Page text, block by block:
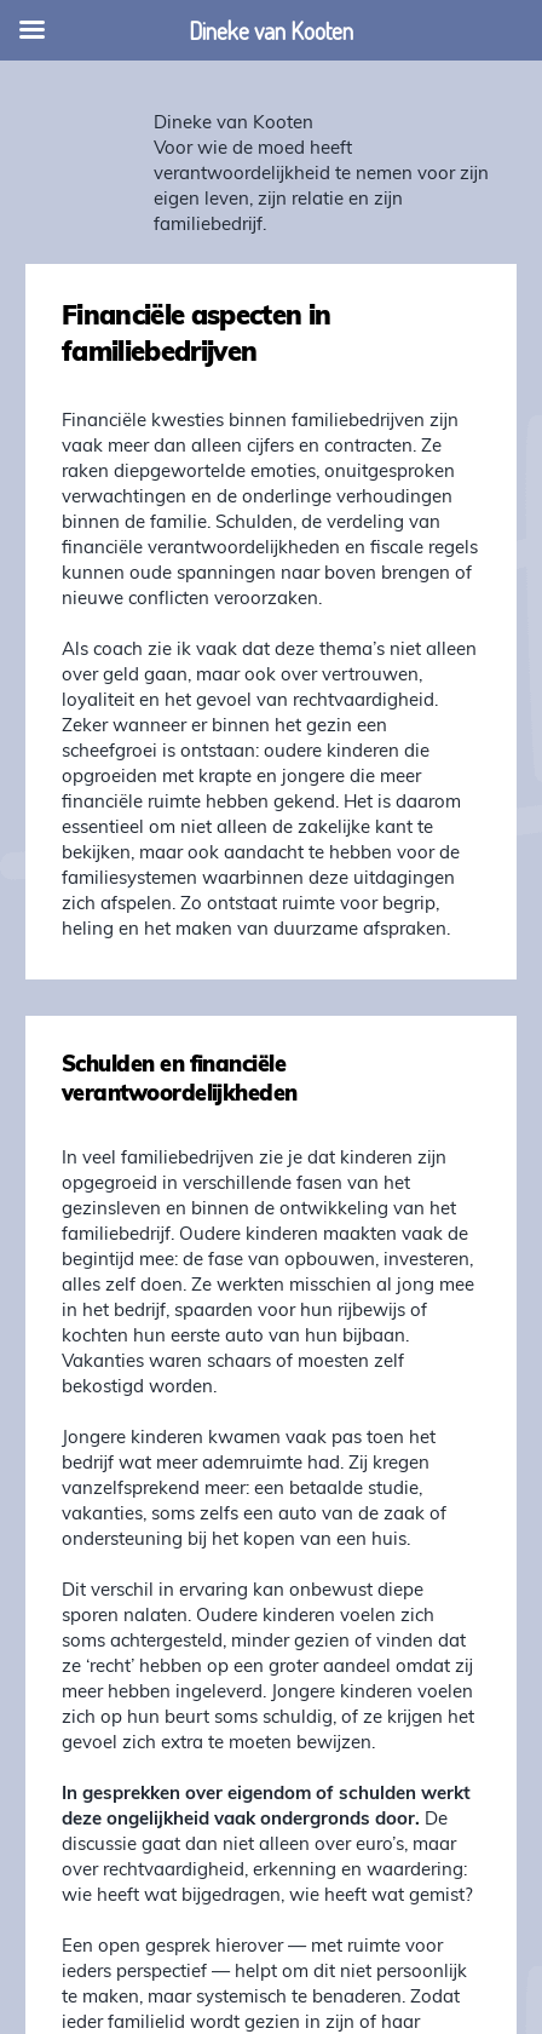
Dineke van Kooten
Voor wie de moed heeft
verantwoordelijkheid te nemen voor zijn
eigen leven, zijn relatie en zijn
familiebedrijf.
Financiële aspecten in
familiebedrijven
Financiële kwesties binnen familiebedrijven zijn
vaak meer dan alleen cijfers en contracten. Ze
raken diepgewortelde emoties, onuitgesproken
verwachtingen en de onderlinge verhoudingen
binnen de familie. Schulden, de verdeling van
financiële verantwoordelijkheden en fiscale regels
kunnen oude spanningen naar boven brengen of
nieuwe conflicten veroorzaken.
Als coach zie ik vaak dat deze thema’s niet alleen
over geld gaan, maar ook over vertrouwen,
loyaliteit en het gevoel van rechtvaardigheid.
Zeker wanneer er binnen het gezin een
scheefgroei is ontstaan: oudere kinderen die
opgroeiden met krapte en jongere die meer
financiële ruimte hebben gekend. Het is daarom
essentieel om niet alleen de zakelijke kant te
bekijken, maar ook aandacht te hebben voor de
familiesystemen waarbinnen deze uitdagingen
zich afspelen. Zo ontstaat ruimte voor begrip,
heling en het maken van duurzame afspraken.
Schulden en financiële
verantwoordelijkheden
In veel familiebedrijven zie je dat kinderen zijn
opgegroeid in verschillende fasen van het
gezinsleven en binnen de ontwikkeling van het
familiebedrijf. Oudere kinderen maakten vaak de
begintijd mee: de fase van opbouwen, investeren,
alles zelf doen. Ze werkten misschien al jong mee
in het bedrijf, spaarden voor hun rijbewijs of
kochten hun eerste auto van hun bijbaan.
Vakanties waren schaars of moesten zelf
bekostigd worden.
Jongere kinderen kwamen vaak pas toen het
bedrijf wat meer ademruimte had. Zij kregen
vanzelfsprekend meer: een betaalde studie,
vakanties, soms zelfs een auto van de zaak of
ondersteuning bij het kopen van een huis.
Dit verschil in ervaring kan onbewust diepe
sporen nalaten. Oudere kinderen voelen zich
soms achtergesteld, minder gezien of vinden dat
ze ‘recht’ hebben op een groter aandeel omdat zij
meer hebben ingeleverd. Jongere kinderen voelen
zich op hun beurt soms schuldig, of ze krijgen het
gevoel zich extra te moeten bewijzen.
In gesprekken over eigendom of schulden werkt
deze ongelijkheid vaak ondergronds door. De
discussie gaat dan niet alleen over euro’s, maar
over rechtvaardigheid, erkenning en waardering:
wie heeft wat bijgedragen, wie heeft wat gemist?
Een open gesprek hierover — met ruimte voor
ieders perspectief — helpt om dit niet persoonlijk
te maken, maar systemisch te benaderen. Zodat
ieder familielid wordt gezien in zijn of haar
Dineke van Kooten